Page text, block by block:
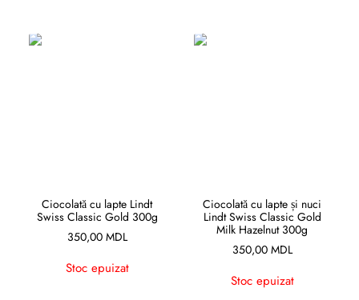
CITEȘTE MAI MULT
Ciocolată cu lapte Lindt
Swiss Classic Gold 300g
350,00 MDL
Stoc epuizat
CITEȘTE MAI MULT
Ciocolată cu lapte și nuci
Lindt Swiss Classic Gold
Milk Hazelnut 300g
350,00 MDL
Stoc epuizat